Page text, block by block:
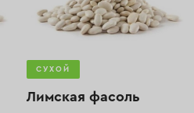
СУХОЙ
Лимская фасоль